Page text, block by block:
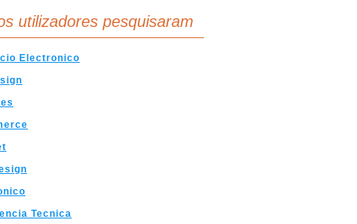
utilizadores pesquisaram
Electronico
Tecnica